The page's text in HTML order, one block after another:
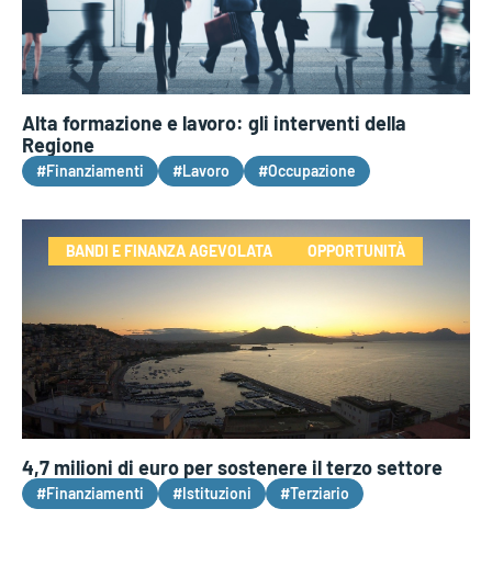
Alta formazione e lavoro: gli interventi della
Regione
#Finanziamenti #Lavoro #Occupazione
BANDI E FINANZA AGEVOLATA OPPORTUNITÀ
4,7 milioni di euro per sostenere il terzo settore
#Finanziamenti #Istituzioni #Terziario